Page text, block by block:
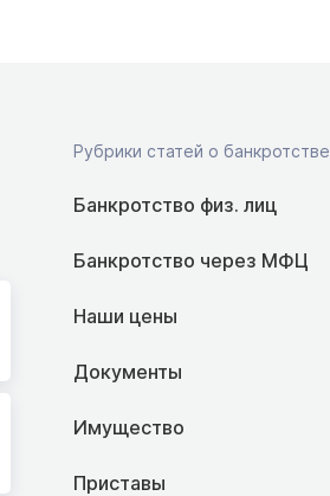
Рубрики статей о банкротстве
Банкротство физ. лиц
Банкротство через МФЦ
Наши цены
Документы
Имущество
Приставы